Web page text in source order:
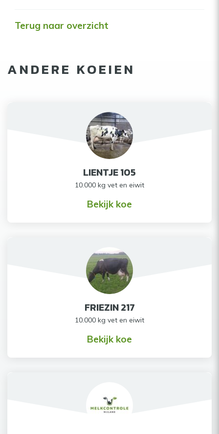
Terug naar overzicht
ANDERE KOEIEN
LIENTJE 105
10.000 kg vet en eiwit
Bekijk koe
FRIEZIN 217
10.000 kg vet en eiwit
Bekijk koe